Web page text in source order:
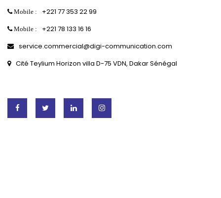
Mobile : +221 77 353 22 99
Mobile :
+221 78 133 16 16
service.commercial@digi-communication.com
Cité Teylium Horizon villa D-75 VDN, Dakar Sénégal